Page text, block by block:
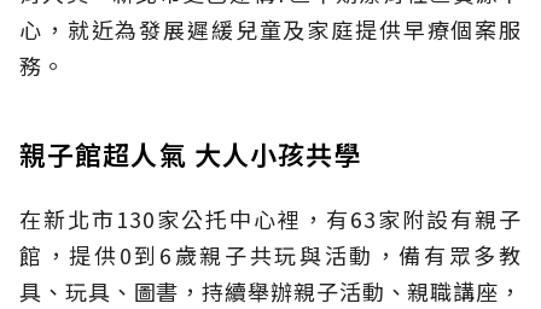
心，就近為發展遲緩兒童及家庭提供早療個案服
務。
親子館超人氣 大人小孩共學
在新北市130家公托中心裡，有63家附設有親子
館，提供0到6歲親子共玩與活動，備有眾多教
具、玩具、圖書，持續舉辦親子活動、親職講座，